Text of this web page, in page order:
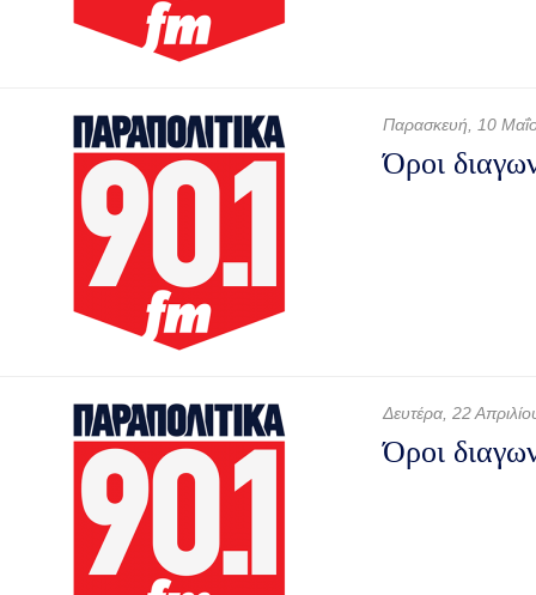
Παρασκευή, 10
Όροι
Δευτέρα, 22
Όροι